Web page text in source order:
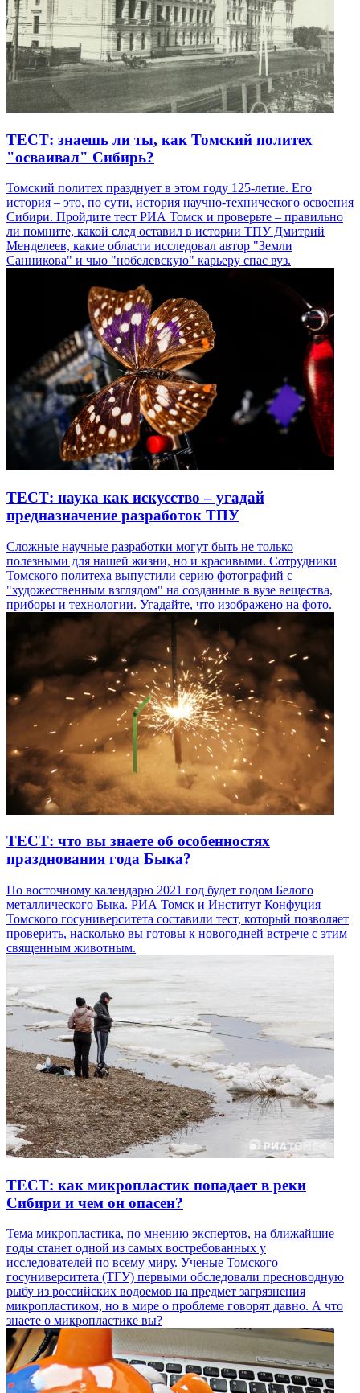
ТЕСТ: знаешь ли ты, как Томский политех
"осваивал" Сибирь?
Томский политех празднует в этом году 125-летие. Его
история – это, по сути, история научно-технического освоения
Сибири. Пройдите тест РИА Томск и проверьте – правильно
ли помните, какой след оставил в истории ТПУ Дмитрий
Менделеев, какие области исследовал автор "Земли
Санникова" и чью "нобелевскую" карьеру спас вуз.
ТЕСТ: наука как искусство – угадай
предназначение разработок ТПУ
Сложные научные разработки могут быть не только
полезными для нашей жизни, но и красивыми. Сотрудники
Томского политеха выпустили серию фотографий с
"художественным взглядом" на созданные в вузе вещества,
приборы и технологии. Угадайте, что изображено на фото.
ТЕСТ: что вы знаете об особенностях
празднования года Быка?
По восточному календарю 2021 год будет годом Белого
металлического Быка. РИА Томск и Институт Конфуция
Томского госуниверситета составили тест, который позволяет
проверить, насколько вы готовы к новогодней встрече с этим
священным животным.
ТЕСТ: как микропластик попадает в реки
Сибири и чем он опасен?
Тема микропластика, по мнению экспертов, на ближайшие
годы станет одной из самых востребованных у
исследователей по всему миру. Ученые Томского
госуниверситета (ТГУ) первыми обследовали пресноводную
рыбу из российских водоемов на предмет загрязнения
микропластиком, но в мире о проблеме говорят давно. А что
знаете о микропластике вы?